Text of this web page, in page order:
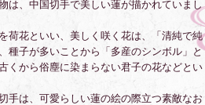
は、中国切手で美しい蓮が描かれていまし
荷花といい、美しく咲く花は、「清純で純
種子が多いことから「多産のシンボル」と
くから俗塵に染まらない君子の花などとい
手は、可愛らしい蓮の絵の際立つ素敵なお